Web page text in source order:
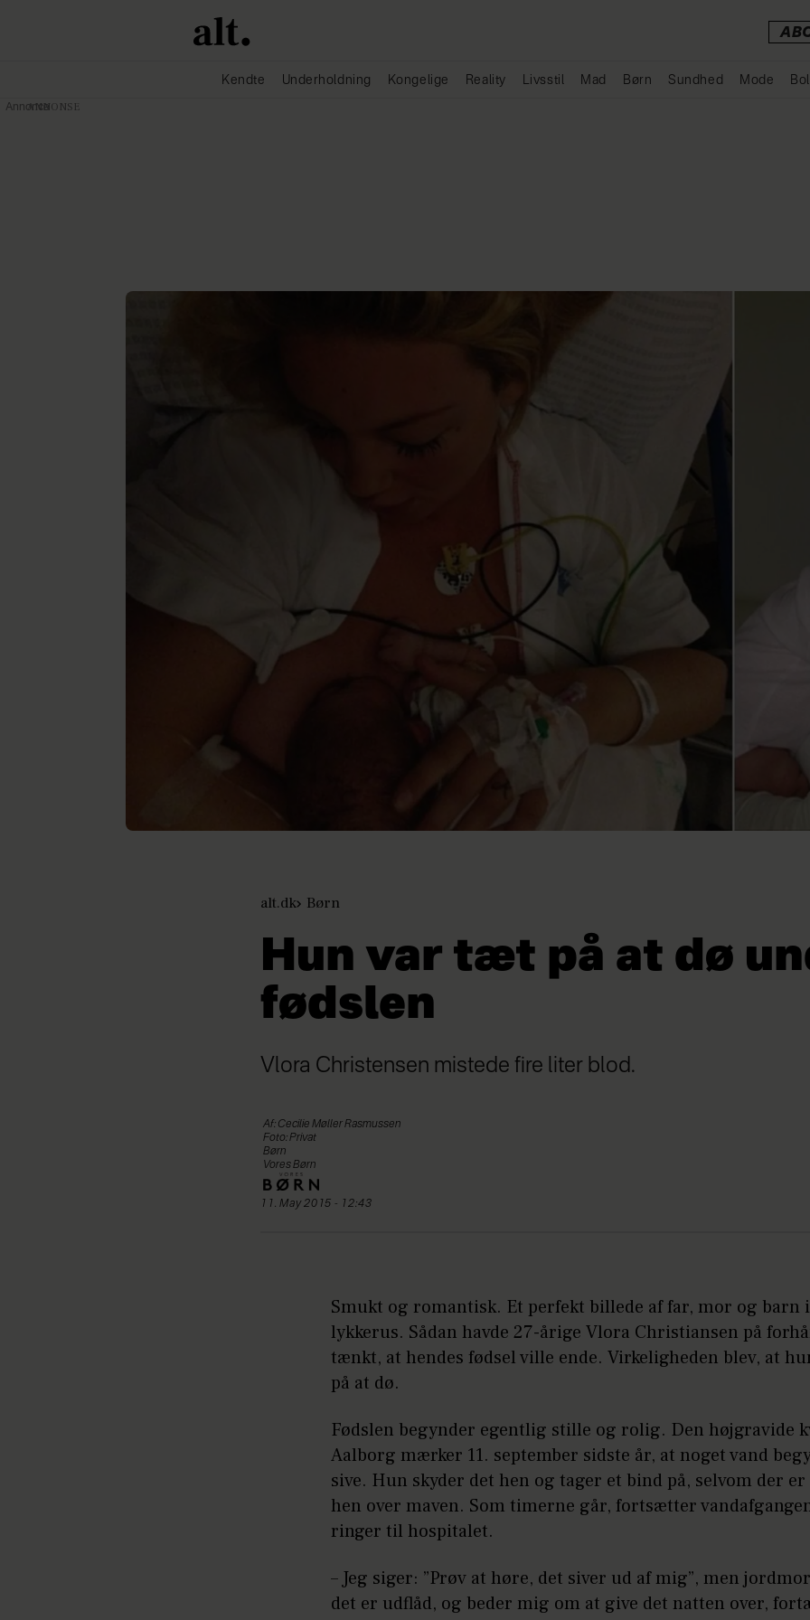
Kendte Underholdning Kongelige Reality Livsstil Mad Børn Sundhed Mode
alt.dk Børn
Hun var tæt på at dø
fødslen
Vlora Christensen mistede fire liter blod.
Af: Cecilie Møller Rasmussen
Foto: Privat
Børn
Vores Børn
11. May 2015 - 12:43
Smukt og romantisk. Et perfekt billede af far, mor og barn i
lykkerus. Sådan havde 27-årige Vlora Christiansen på
tænkt, at hendes fødsel ville ende. Virkeligheden blev, at
på at dø.
Fødslen begynder egentlig stille og rolig. Den højgravide
Aalborg mærker 11. september sidste år, at noget vand
sive. Hun skyder det hen og tager et bind på, selvom der
hen over maven. Som timerne går, fortsætter
ringer til hospitalet.
– Jeg siger: ”Prøv at høre, det siver ud af mig”, men
det er udflåd, og beder mig om at give det natten over,
Annonce